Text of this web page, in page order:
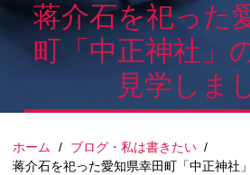
蒋介石を祀った
町「中正神社」
見学しま
ホーム / ブログ・私は書きたい /
蒋介石を祀った愛知県幸田町「中正神社